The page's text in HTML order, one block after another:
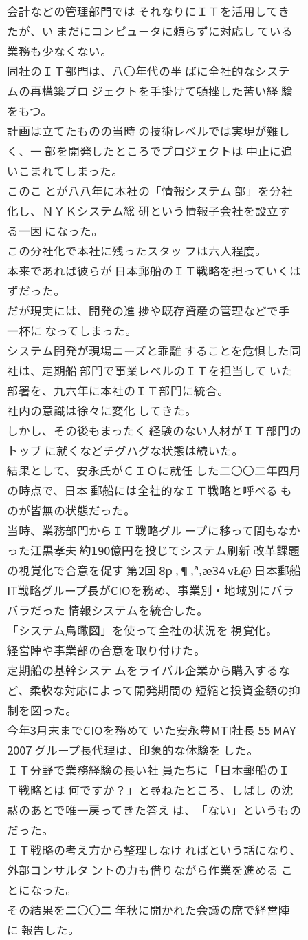
会計などの管理部門では それなりにＩＴを活用してき
たが、い まだにコンピュータに頼らずに対応し ている
業務も少なくない。
同社のＩＴ部門は、八〇年代の半 ばに全社的なシステ
ムの再構築プロ ジェクトを手掛けて頓挫した苦い経 験
をもつ。
計画は立てたものの当時 の技術レベルでは実現が難し
く、一 部を開発したところでプロジェクトは 中止に追
いこまれてしまった。
このこ とが八八年に本社の「情報システム 部」を分社
化し、ＮＹＫシステム総 研という情報子会社を設立す
る一因 になった。
この分社化で本社に残ったスタッ フは六人程度。
本来であれば彼らが 日本郵船のＩＴ戦略を担っていくは
ずだった。
だが現実には、開発の進 捗や既存資産の管理などで手
一杯に なってしまった。
システム開発が現場ニーズと乖離 することを危惧した同
社は、定期船 部門で事業レベルのＩＴを担当して いた
部署を、九六年に本社のＩＴ部門に統合。
社内の意識は徐々に変化 してきた。
しかし、その後もまったく 経験のない人材がＩＴ部門の
トップ に就くなどチグハグな状態は続いた。
結果として、安永氏がＣＩＯに就任 した二〇〇二年四月
の時点で、日本 郵船には全社的なＩＴ戦略と呼べる も
のが皆無の状態だった。
当時、業務部門からＩＴ戦略グル ープに移って間もなか
った江黒孝夫 約190億円を投じてシステム刷新 改革課題
の視覚化で合意を促す 第2回 8p ‚¶‚ª‚æ34 vŁ@ 日本郵船
IT戦略グループ長がCIOを務め、事業別・地域別にバラ
バラだった 情報システムを統合した。
「システム鳥瞰図」を使って全社の状況を 視覚化。
経営陣や事業部の合意を取り付けた。
定期船の基幹システ ムをライバル企業から購入するな
ど、柔軟な対応によって開発期間の 短縮と投資金額の抑
制を図った。
今年3月末までCIOを務めて いた安永豊MTI社長 55 MAY
2007 グループ長代理は、印象的な体験を した。
ＩＴ分野で業務経験の長い社 員たちに「日本郵船のＩ
Ｔ戦略とは 何ですか？」と尋ねたところ、しばし の沈
黙のあとで唯一戻ってきた答え は、「ない」というもの
だった。
ＩＴ戦略の考え方から整理しなけ ればという話になり、
外部コンサルタ ントの力も借りながら作業を進める こ
とになった。
その結果を二〇〇二 年秋に開かれた会議の席で経営陣
に 報告した。